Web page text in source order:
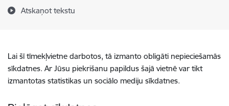
Atskaņot tekstu
Lai šī tīmekļvietne darbotos, tā izmanto obligāti nepieciešamās
sīkdatnes. Ar Jūsu piekrišanu papildus šajā vietnē var tikt
izmantotas statistikas un sociālo mediju sīkdatnes.